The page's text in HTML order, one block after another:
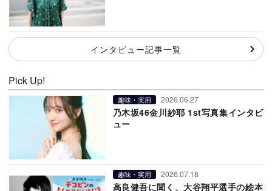
インタビュー記事一覧
Pick Up!
趣味・実用 2026.06.27
乃木坂46金川紗耶 1st写真集インタビ
ュー
趣味・実用 2026.07.18
高良健吾に聞く、大谷翔平選手の絵本